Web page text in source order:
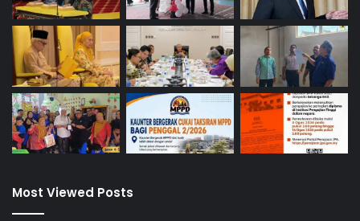
Most Viewed Posts